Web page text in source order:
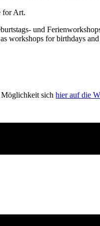
for Art.
und
workshops for birthdays
Möglichkeit sichhier auf die